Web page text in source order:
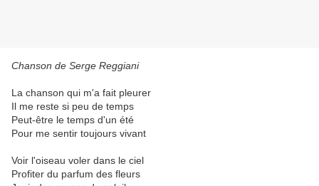
Chanson de Serge Reggiani
La chanson qui m'a fait pleurer
Il me reste si peu de temps
Peut-être le temps d'un été
Pour me sentir toujours vivant
Voir l'oiseau voler dans le ciel
Profiter du parfum des fleurs